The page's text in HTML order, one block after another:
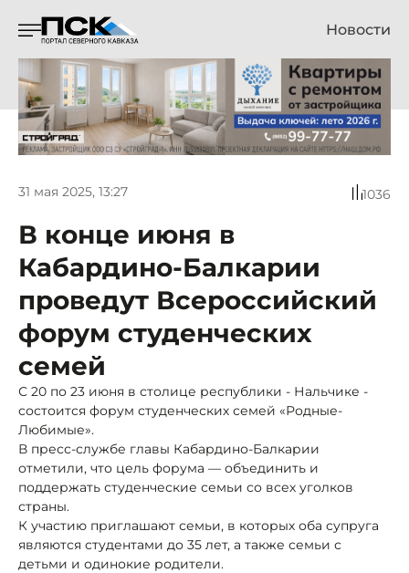
Новости
31 мая 2025, 13:27 1036
В конце июня в
Кабардино-Балкарии
проведут Всероссийский
форум студенческих
семей
С 20 по 23 июня в столице республики - Нальчике -
состоится форум студенческих семей «Родные-
Любимые».
В пресс-службе главы Кабардино-Балкарии
отметили, что цель форума — объединить и
поддержать студенческие семьи со всех уголков
страны.
К участию приглашают семьи, в которых оба супруга
являются студентами до 35 лет, а также семьи с
детьми и одинокие родители.